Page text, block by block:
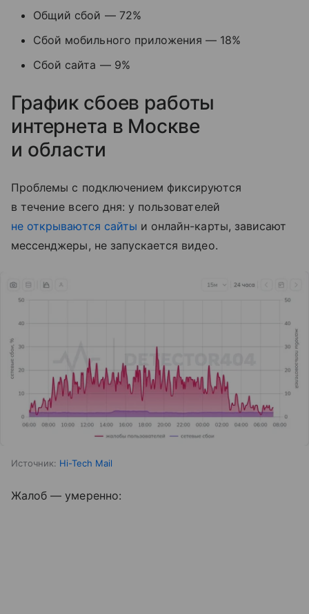
Общий сбой — 72%
Сбой мобильного приложения — 18%
Сбой сайта — 9%
График сбоев работы
интернета в Москве
и области
Проблемы с подключением фиксируются
в течение всего дня: у пользователей
не открываются сайты и онлайн-карты, зависают
мессенджеры, не запускается видео.
Источник: Hi-Tech Mail
Жалоб — умеренно: